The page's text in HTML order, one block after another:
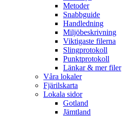
Metoder
Snabbguide
Handledning
Miljöbeskrivning
Viktigaste filerna
Slingprotokoll
Punktprotokoll
Länkar & mer filer
Våra lokaler
Fjärilskarta
Lokala sidor
Gotland
Jämtland